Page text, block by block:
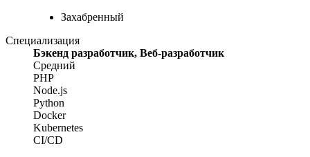
Захабренный
Специализация
Бэкенд разработчик, Веб-разработчик
Средний
PHP
Node.js
Python
Docker
Kubernetes
CI/CD